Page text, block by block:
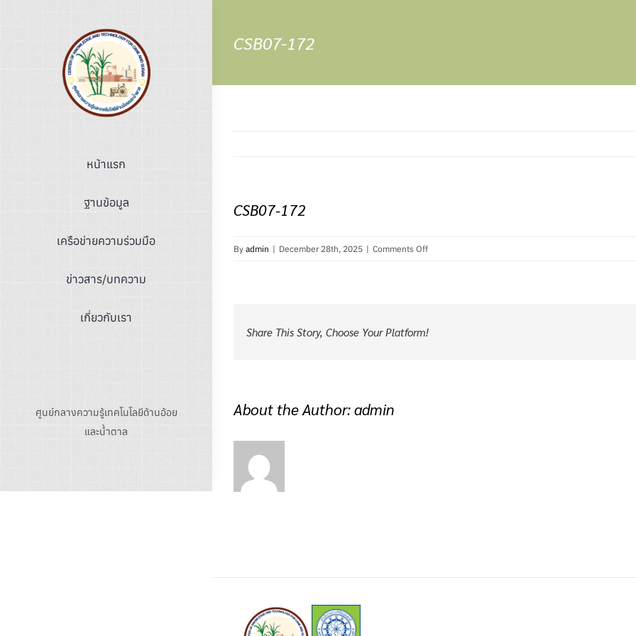
หน้าแรก
ฐานข้อมูล
เครือข่ายความร่วมมือ
ข่าวสาร/บทความ
เกี่ยวกับเรา
ศูนย์กลางความรู้เทคโนโลยีด้านอ้อย
และน้ำตาล
CSB07-172
CSB07-172
By admin | December 28th, 2025 | Comments Offon
Share This Story, Choose Your Platform!
About the Author:admin